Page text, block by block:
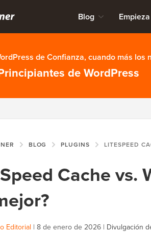
Blog
de Confianza, cuando más los
de WordPress
BLOG PLUGINS LITESPEED CACHE VS. WP ROCKET –
Cache vs.
Editorial | 8 de enero de 2026 | Divulgación